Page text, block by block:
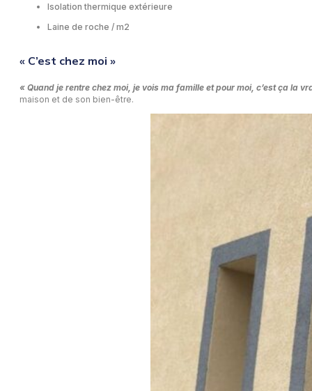
Isolation thermique extérieure
Laine de roche / m2
« C’est chez moi »
« Quand je rentre chez moi, je vois ma famille et pour moi, c’est ça la
maison et de son bien-être.